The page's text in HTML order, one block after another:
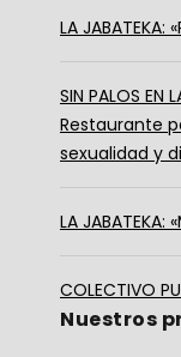
LA JABATEKA:
SIN PALOS EN
Restaurante
sexualidad y
LA JABATEKA:
COLECTIVO
Nuestros